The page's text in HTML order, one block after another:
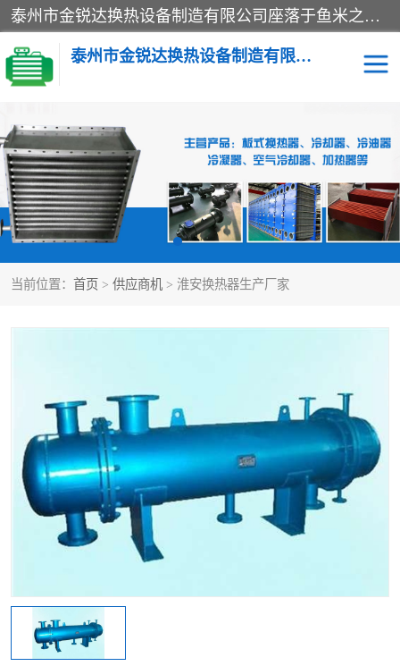
泰州市金锐达换热设备制造有限公司座落于鱼米之乡、祥泰之州一江苏泰州。是一家多年从事换热设备研究、设计、制造、销售、服务于一体的生产企业。
泰州市金锐达换热设备制造有限公司
当前位置： 首页 > 供应商机 > 淮安换热器生产厂家
冷却器 换热器
散热器 预热器
热交换器